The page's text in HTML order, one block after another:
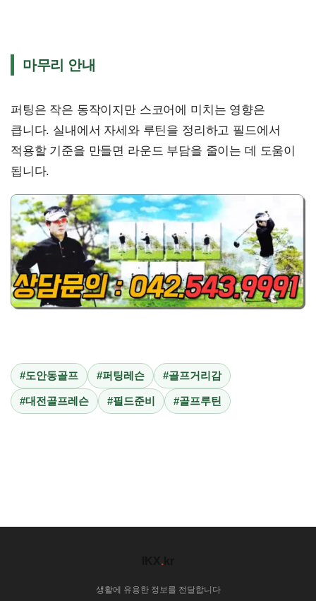
마무리 안내
퍼팅은 작은 동작이지만 스코어에 미치는 영향은
큽니다. 실내에서 자세와 루틴을 정리하고 필드에서
적용할 기준을 만들면 라운드 부담을 줄이는 데 도움이
됩니다.
#도안동골프 #퍼팅레슨 #골프거리감
#대전골프레슨 #필드준비 #골프루틴
.
생활에 유용한 정보를 전달합니다